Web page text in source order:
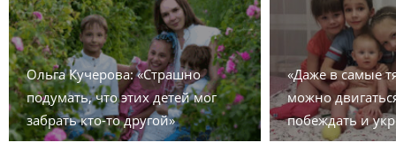
Ольга Кучерова: «Страшно
подумать, что этих детей мог
забрать кто-то другой»
«Даже в самые
можно
побеждать и